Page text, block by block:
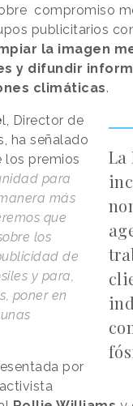
compromiso
publicitarios
la imagen
y difundir
climáticas.
La
l, Director de
ha señalado
los premios
para
más
que
los
de
y para,
poner en
por